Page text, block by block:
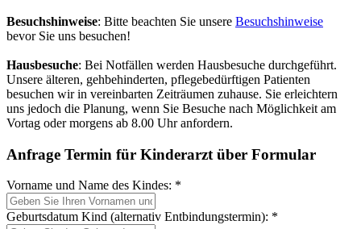
Besuchshinweise: Bitte beachten Sie unsere Besuchshinweise
bevor Sie uns besuchen!
Hausbesuche: Bei Notfällen werden Hausbesuche durchgeführt.
Unsere älteren, gehbehinderten, pflegebedürftigen Patienten
besuchen wir in vereinbarten Zeiträumen zuhause. Sie erleichtern
uns jedoch die Planung, wenn Sie Besuche nach Möglichkeit am
Vortag oder morgens ab 8.00 Uhr anfordern.
Anfrage Termin für Kinderarzt über Formular
Vorname und Name des Kindes: *
Geburtsdatum Kind (alternativ Entbindungstermin): *